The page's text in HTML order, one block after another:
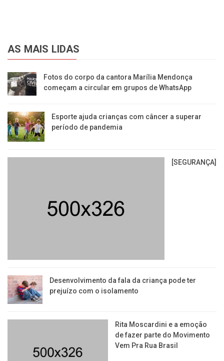
AS MAIS LIDAS
Fotos do corpo da cantora Marília Mendonça
começam a circular em grupos de WhatsApp
Esporte ajuda crianças com câncer a superar
período de pandemia
[SEGURANÇA]
Desenvolvimento da fala da criança pode ter
prejuízo com o isolamento
Rita Moscardini e a emoção
de fazer parte do Movimento
Vem Pra Rua Brasil